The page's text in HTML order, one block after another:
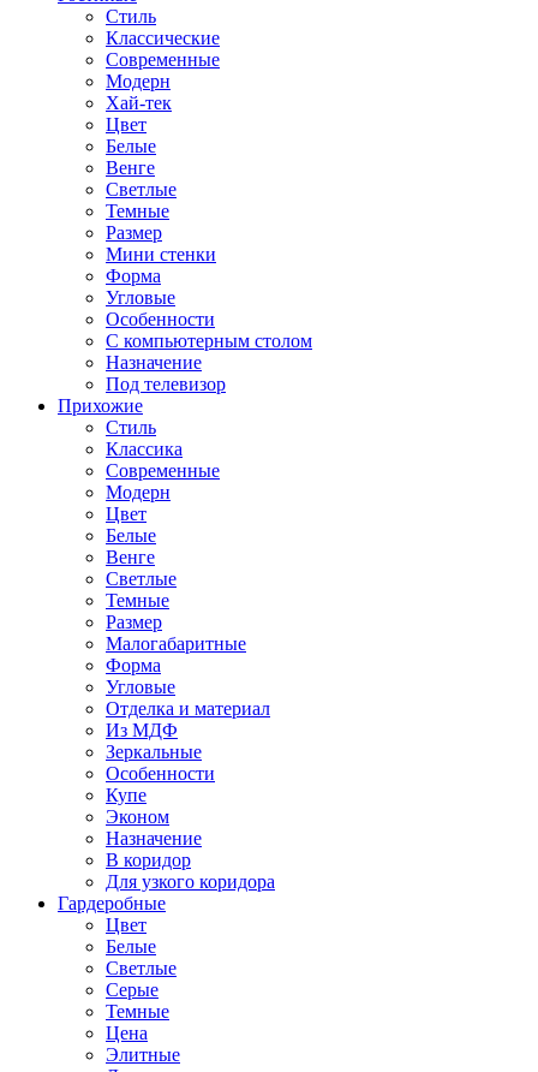
Стиль
Классические
Современные
Модерн
Хай-тек
Цвет
Белые
Венге
Светлые
Темные
Размер
Мини стенки
Форма
Угловые
Особенности
С компьютерным столом
Назначение
Под телевизор
Прихожие
Стиль
Классика
Современные
Модерн
Цвет
Белые
Венге
Светлые
Темные
Размер
Малогабаритные
Форма
Угловые
Отделка и материал
Из МДФ
Зеркальные
Особенности
Купе
Эконом
Назначение
В коридор
Для узкого коридора
Гардеробные
Цвет
Белые
Светлые
Серые
Темные
Цена
Элитные